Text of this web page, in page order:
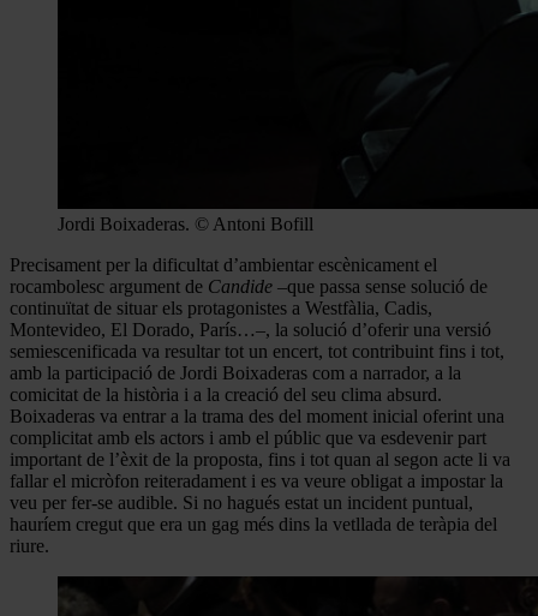
Jordi Boixaderas. © Antoni Bofill
Precisament per la dificultat d’ambientar escènicament el
rocambolesc argument de Candide –que passa sense solució de
continuïtat de situar els protagonistes a Westfàlia, Cadis,
Montevideo, El Dorado, París…–, la solució d’oferir una versió
semiescenificada va resultar tot un encert, tot contribuint fins i tot,
amb la participació de Jordi Boixaderas com a narrador, a la
comicitat de la història i a la creació del seu clima absurd.
Boixaderas va entrar a la trama des del moment inicial oferint una
complicitat amb els actors i amb el públic que va esdevenir part
important de l’èxit de la proposta, fins i tot quan al segon acte li va
fallar el micròfon reiteradament i es va veure obligat a impostar la
veu per fer-se audible. Si no hagués estat un incident puntual,
hauríem cregut que era un gag més dins la vetllada de teràpia del
riure.